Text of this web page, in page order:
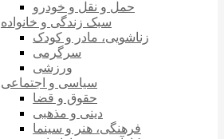
حمل و نقل و خودرو
سبک زندگی و خانواده
زناشویی، مادر و کودک
سرگرمی
ورزشی
سیاسی و اجتماعی
حقوق و قضا
دینی و مذهبی
فرهنگی، هنر و سینما